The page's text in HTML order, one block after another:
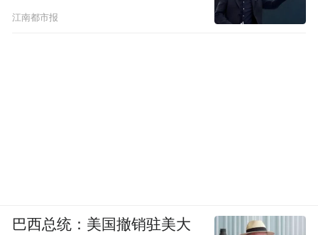
江南都市报
巴西总统：美国撤销驻美大